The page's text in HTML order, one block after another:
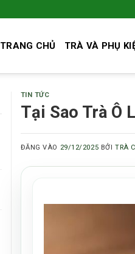
TRANG CHỦ TRÀ VÀ PHỤ
TIN TỨC
Tại Sao Trà Ô
ĐĂNG VÀO 29/12/2025 BỞI TRÀ